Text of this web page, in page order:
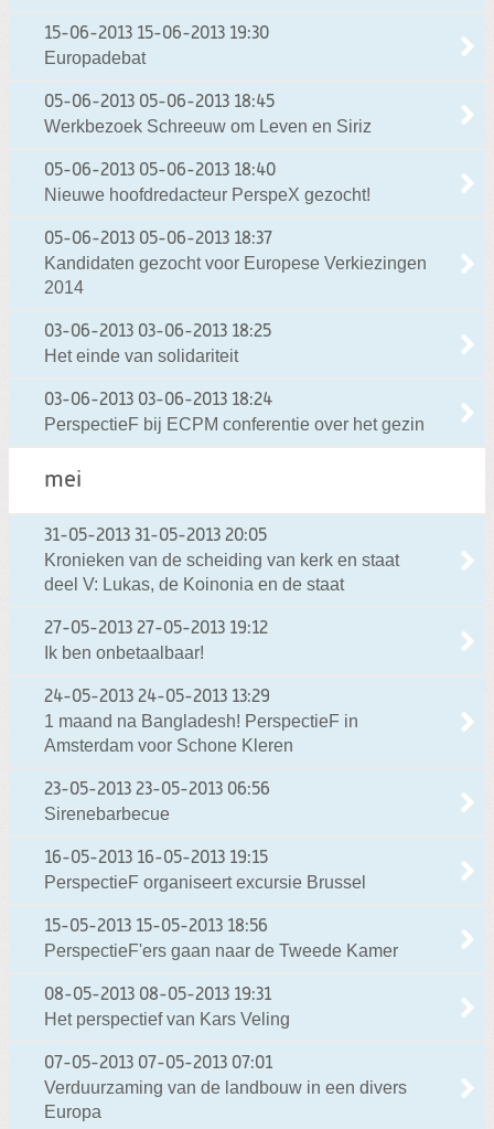
15-06-2013 15-06-2013 19:30
Europadebat
05-06-2013 05-06-2013 18:45
Werkbezoek Schreeuw om Leven en Siriz
05-06-2013 05-06-2013 18:40
Nieuwe hoofdredacteur PerspeX gezocht!
05-06-2013 05-06-2013 18:37
Kandidaten gezocht voor Europese Verkiezingen
2014
03-06-2013 03-06-2013 18:25
Het einde van solidariteit
03-06-2013 03-06-2013 18:24
PerspectieF bij ECPM conferentie over het gezin
mei
31-05-2013 31-05-2013 20:05
Kronieken van de scheiding van kerk en staat
deel V: Lukas, de Koinonia en de staat
27-05-2013 27-05-2013 19:12
Ik ben onbetaalbaar!
24-05-2013 24-05-2013 13:29
1 maand na Bangladesh! PerspectieF in
Amsterdam voor Schone Kleren
23-05-2013 23-05-2013 06:56
Sirenebarbecue
16-05-2013 16-05-2013 19:15
PerspectieF organiseert excursie Brussel
15-05-2013 15-05-2013 18:56
PerspectieF'ers gaan naar de Tweede Kamer
08-05-2013 08-05-2013 19:31
Het perspectief van Kars Veling
07-05-2013 07-05-2013 07:01
Verduurzaming van de landbouw in een divers
Europa